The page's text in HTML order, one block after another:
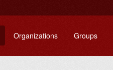
Organizations Groups